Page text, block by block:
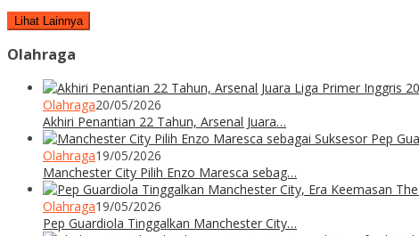
Lihat Lainnya
Olahraga
Olahraga20/05/2026
Akhiri Penantian 22 Tahun, Arsenal Juara…
Olahraga19/05/2026
Manchester City Pilih Enzo Maresca sebag…
Olahraga19/05/2026
Pep Guardiola Tinggalkan Manchester City…